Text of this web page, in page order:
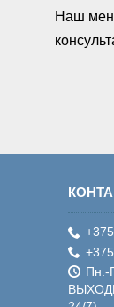
Наш
Пн.-